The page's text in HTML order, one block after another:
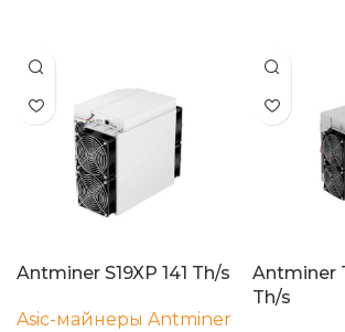
Antminer S19XP 141 Th/s
Asic-майнеры Antminer
Antminer
Th/s